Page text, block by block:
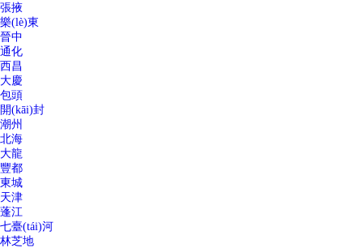
張掖
樂(lè)東
晉中
通化
西昌
大慶
包頭
開(kāi)封
潮州
北海
大龍
豐都
東城
天津
蓬江
七臺(tái)河
林芝地